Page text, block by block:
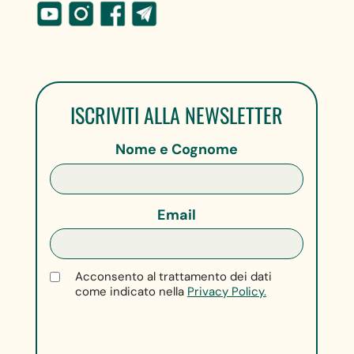
ISCRIVITI ALLA NEWSLETTER
Nome e Cognome
Email
Acconsento al trattamento dei dati
come indicato nella Privacy Policy.